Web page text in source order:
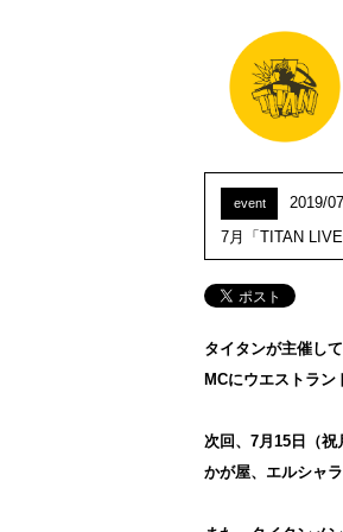
event
2019/
7月「TITAN
タイタンが主催し
MCにウエストラン
次回、7月15日（祝
かが屋、エルシャ